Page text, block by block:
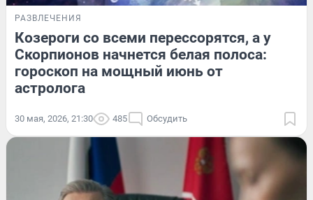
РАЗВЛЕЧЕНИЯ
Козероги со всеми перессорятся, а у
Скорпионов начнется белая полоса:
гороскоп на мощный июнь от
астролога
30 мая, 2026, 21:30 485 Обсудить